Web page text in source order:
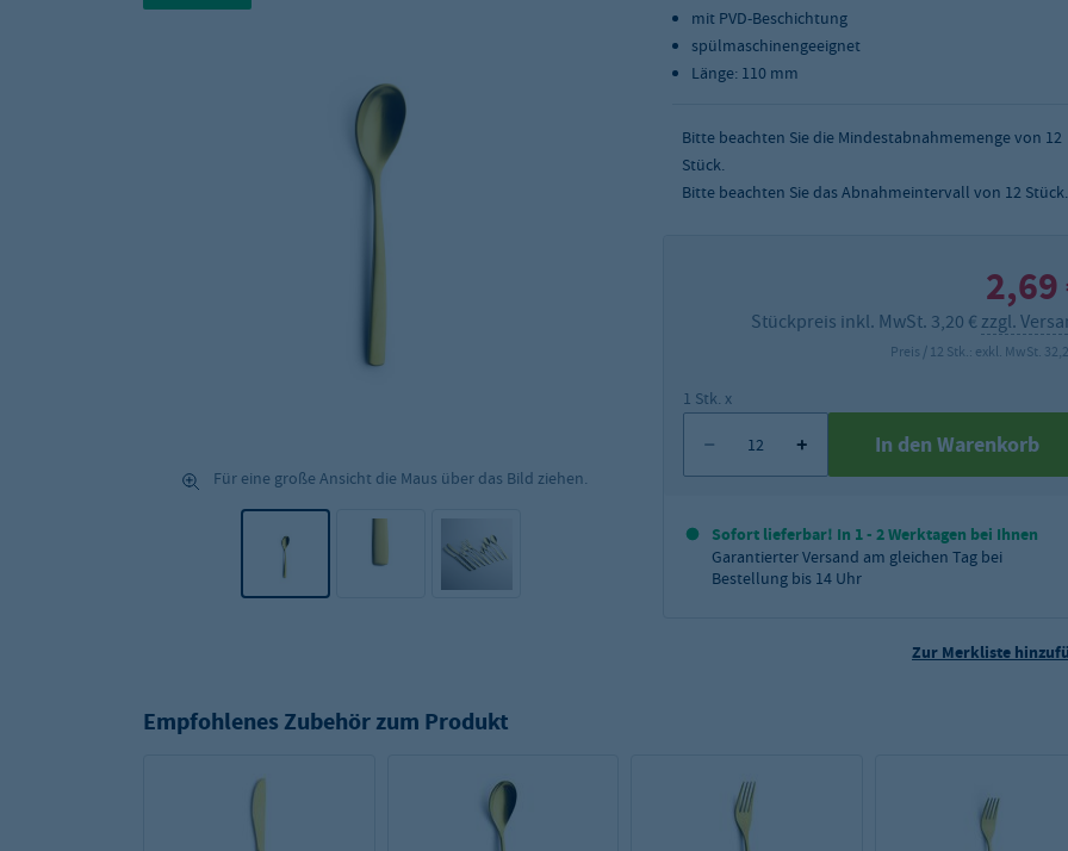
Für eine große Ansicht die Maus über das Bild ziehen.
mit PVD-Beschichtung
spülmaschinengeeignet
Länge: 110 mm
Bitte beachten Sie die Mindestabnahmemenge von 12
Stück.
Bitte beachten Sie das Abnahmeintervall von 12 Stück.
2,69
Stückpreis inkl. MwSt. 3,20 € zzgl.
Preis / 12 Stk.: exkl. MwSt.
1 Stk. x
In den Warenkorb
Sofort lieferbar! In 1 - 2 Werktagen bei Ihnen
Garantierter Versand am gleichen Tag bei
Bestellung bis 14 Uhr
Zur Merkliste
Empfohlenes Zubehör zum Produkt